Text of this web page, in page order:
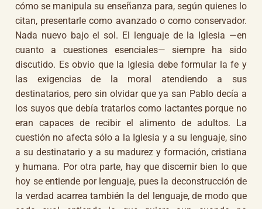
cómo se manipula su enseñanza para, según quienes lo
citan, presentarle como avanzado o como conservador.
Nada nuevo bajo el sol. El lenguaje de la Iglesia —en
cuanto a cuestiones esenciales— siempre ha sido
discutido. Es obvio que la Iglesia debe formular la fe y
las exigencias de la moral atendiendo a sus
destinatarios, pero sin olvidar que ya san Pablo decía a
los suyos que debía tratarlos como lactantes porque no
eran capaces de recibir el alimento de adultos. La
cuestión no afecta sólo a la Iglesia y a su lenguaje, sino
a su destinatario y a su madurez y formación, cristiana
y humana. Por otra parte, hay que discernir bien lo que
hoy se entiende por lenguaje, pues la deconstrucción de
la verdad acarrea también la del lenguaje, de modo que